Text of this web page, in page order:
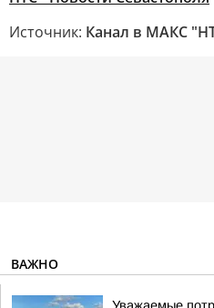
Источник: Канал в МАКС
ВАЖНО